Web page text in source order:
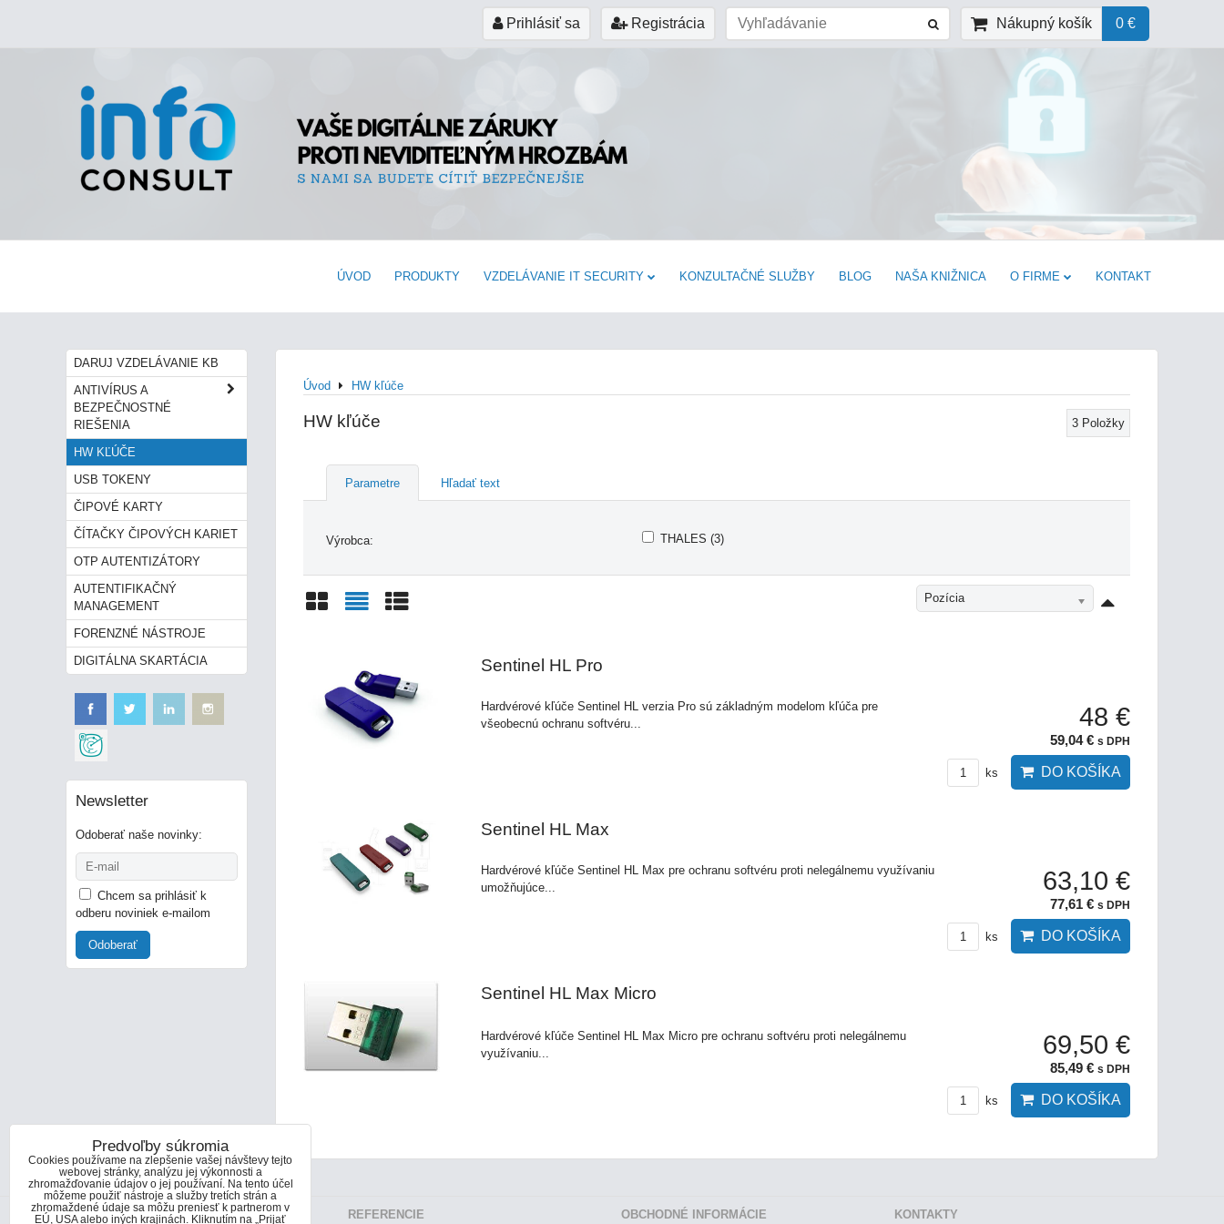
Prihlásiť sa Registrácia Nákupný košík 0 €
ÚVOD PRODUKTY VZDELÁVANIE IT SECURITY KONZULTAČNÉ SLUŽBY BLOG NAŠA KNIŽNICA O FIRME KONTAKT
Úvod HW kľúče
HW kľúče 3 Položky
Parametre Hľadať text
Výrobca: THALES (3)
Pozícia
Sentinel HL Pro
Hardvérové kľúče Sentinel HL verzia Pro sú základným modelom kľúča pre
všeobecnú ochranu softvéru...
48 €
59,04 € s DPH
ks DO KOŠÍKA
Sentinel HL Max
Hardvérové kľúče Sentinel HL Max pre ochranu softvéru proti nelegálnemu využívaniu
umožňujúce...
63,10 €
77,61 € s DPH
ks DO KOŠÍKA
Sentinel HL Max Micro
Hardvérové kľúče Sentinel HL Max Micro pre ochranu softvéru proti nelegálnemu
využívaniu...
69,50 €
85,49 € s DPH
ks DO KOŠÍKA
DARUJ VZDELÁVANIE KB
ANTIVÍRUS A
BEZPEČNOSTNÉ
RIEŠENIA
HW KĽÚČE
USB TOKENY
ČIPOVÉ KARTY
ČÍTAČKY ČIPOVÝCH KARIET
OTP AUTENTIZÁTORY
AUTENTIFIKAČNÝ
MANAGEMENT
FORENZNÉ NÁSTROJE
DIGITÁLNA SKARTÁCIA
Newsletter
Odoberať naše novinky:
Chcem sa prihlásiť k
odberu noviniek e-mailom
Odoberať
INFORMÁCIE O NÁS REFERENCIE OBCHODNÉ INFORMÁCIE KONTAKTY
Predvoľby súkromia
Cookies používame na zlepšenie vašej návštevy tejto
webovej stránky, analýzu jej výkonnosti a
zhromažďovanie údajov o jej používaní. Na tento účel
môžeme použiť nástroje a služby tretích strán a
zhromaždené údaje sa môžu preniesť k partnerom v
EÚ, USA alebo iných krajinách. Kliknutím na „Prijať